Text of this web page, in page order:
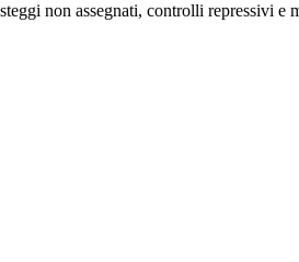
non assegnati, controlli repressivi